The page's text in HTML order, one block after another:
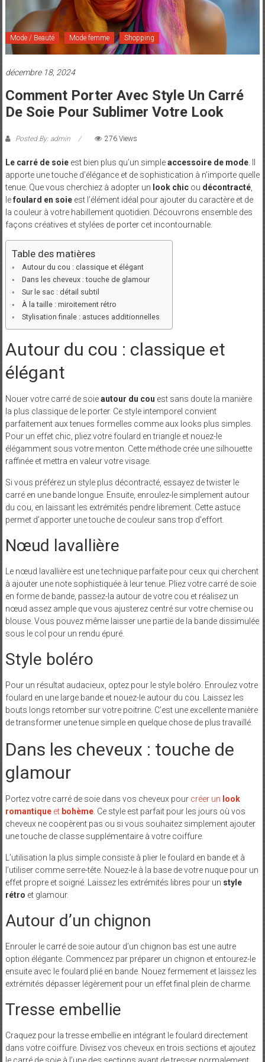
Maman
Mode / Beauté Mode femme Shopping
décembre 18, 2024
Comment Porter Avec Style Un Carré
De Soie Pour Sublimer Votre Look
Posted By: admin 276 Views
Le carré de soieest bien plus qu’un simpleaccessoire de mode. Il
apporte une touche d’élégance et de sophistication à n’importe quelle
tenue. Que vous cherchiez à adopter un look chicou décontracté,
lefoulard en soieest l’élément idéal pour ajouter du caractère et de
la couleur à votre habillement quotidien. Découvrons ensemble des
façons créatives et stylées de porter cet incontournable.
Table des matières
Autour du cou : classique et élégant
Dans les cheveux : touche de glamour
Sur le sac : détail subtil
À la taille : miroitement rétro
Stylisation finale : astuces additionnelles
Autour du cou : classique et
élégant
Nouer votre carré de soieautour du cou est sans doute la manière
la plus classique de le porter. Ce style intemporel convient
parfaitement aux tenues formelles comme aux looks plus simples.
Pour un effet chic, pliez votre foulard en triangle et nouez-le
élégamment sous votre menton. Cette méthode crée une silhouette
raffinée et mettra en valeur votre visage.
Si vous préférez un style plus décontracté, essayez de twister le
carré en une bande longue. Ensuite, enroulez-le simplement autour
du cou, en laissant les extrémités pendre librement. Cette astuce
permet d’apporter une touche de couleur sans trop d’effort.
Nœud lavallière
Le nœud lavallière est une technique parfaite pour ceux qui cherchent
à ajouter une note sophistiquée à leur tenue. Pliez votre carré de soie
en forme de bande, passez-la autour de votre cou et réalisez un
nœud assez ample que vous ajusterez centré sur votre chemise ou
blouse. Vous pouvez même laisser une partie de la bande dissimulée
sous le col pour un rendu épuré.
Style boléro
Pour un résultat audacieux, optez pour le style boléro. Enroulez votre
foulard en une large bande et nouez-le autour du cou. Laissez les
bouts longs retomber sur votre poitrine. C’est une excellente manière
de transformer une tenue simple en quelque chose de plus travaillé.
Dans les cheveux : touche de
glamour
Portez votre carré de soie dans vos cheveux pourcréer un look
romantiqueet bohème. Ce style est parfait pour les jours où vos
cheveux ne coopèrent pas ou si vous souhaitez simplement ajouter
une touche de classe supplémentaire à votre coiffure.
L’utilisation la plus simple consiste à plier le foulard en bande et à
l’utiliser comme serre-tête. Nouez-le à la base de votre nuque pour un
effet propre et soigné. Laissez les extrémités libres pour un style
rétro et glamour.
Autour d’un chignon
Enrouler le carré de soie autour d’un chignon bas est une autre
option élégante. Commencez par préparer un chignon et entourez-le
ensuite avec le foulard plié en bande. Nouez fermement et laissez les
extrémités dépasser légèrement pour un effet final plein de charme.
Tresse embellie
Craquez pour la tresse embellie en intégrant le foulard directement
dans votre coiffure. Divisez vos cheveux en trois sections et ajoutez